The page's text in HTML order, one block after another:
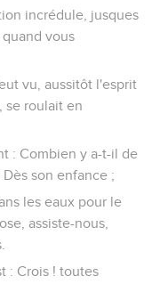
incrédule, jusques
quand vous
vu, aussitôt l'esprit
se roulait en
: Combien y a-t-il de
son enfance ;
les eaux pour le
assiste-nous,
: Crois ! toutes